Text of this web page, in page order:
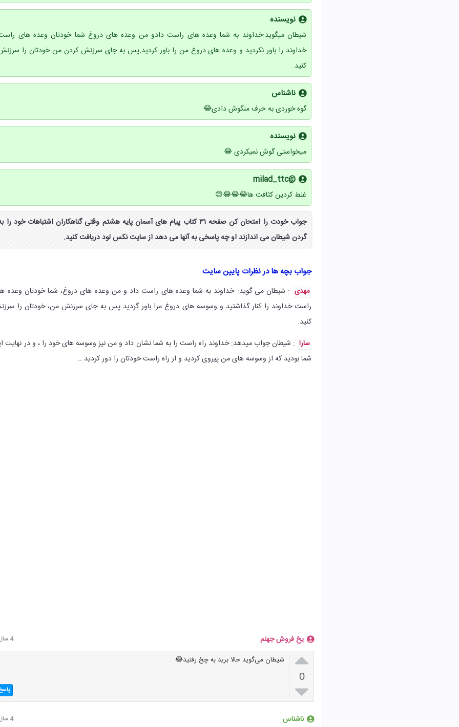
نویسنده
شیطان میگوید:خداوند به شما وعده های راست دادو من وعده های دروغ شما خودتان وعده های
خداوند را باور نکردید و وعده های دروغ من را باور کردید.پس به جای سرزنش کردن من خودتان را
کنید.
ناشناس
گوه خوردی به حرف منگوش دادی😂
نویسنده
میخواستی گوش نمیکردی 😂
@milad_ttc
غلط کردین کثافت ها😂😂😂😊
جواب خودت را امتحان کن صفحه ۳۱ کتاب پیام های آسمان پایه هشتم وقتی گناهکاران اشتباهات خود را
گردن شیطان می اندازند او چه پاسخی به آنها می دهد از سایت نکس لود دریافت کنید.
جواب بچه ها در نظرات پایین سایت
مهدی : شیطان می گوید: خداوند به شما وعده های راست داد و من وعده های دروغ، شما خودتان وعده
راست خداوند را کنار گذاشتید و وسوسه های دروغ مرا باور گردید پس به جای سرزنش من، خودتان را
کنید.
سارا : شیطان جواب میدهد: خداوند راه راست را به شما نشان داد و من نیز وسوسه های خود را ، و در نهایت
شما بودید که از وسوسه های من پیروی کردید و از راه راست خودتان را دور کردید ..
یخ فروش جهنم 4 سال قبل

0

شیطان می‌گوید حالا برید به چخ رفتید😂
ناشناس 4 سال قبل